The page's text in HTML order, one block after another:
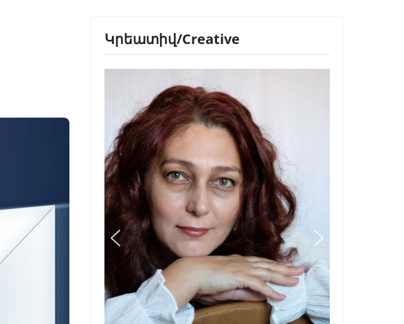
Կրեատիվ/Creative